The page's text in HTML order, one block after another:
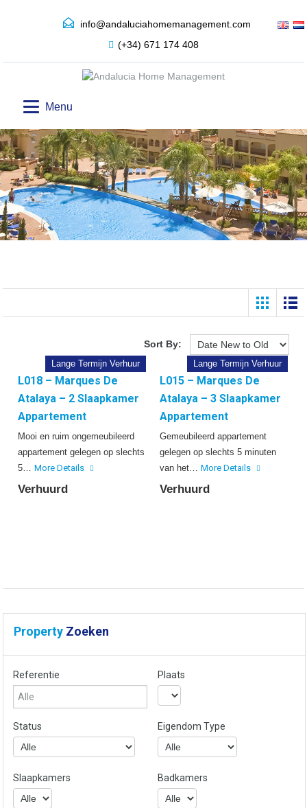
info@andaluciahomemanagement.com
(+34) 671 174 408
Menu
Sort By:
Lange Termijn Verhuur
L018 – Marques De
Atalaya – 2 Slaapkamer
Appartement
Mooi en ruim ongemeubileerd
appartement gelegen op slechts
5… More Details
Verhuurd
Lange Termijn Verhuur
L015 – Marques De
Atalaya – 3 Slaapkamer
Appartement
Gemeubileerd appartement
gelegen op slechts 5 minuten
van het… More Details
Verhuurd
Property Zoeken
Referentie Plaats
Status Eigendom Type
Slaapkamers Badkamers